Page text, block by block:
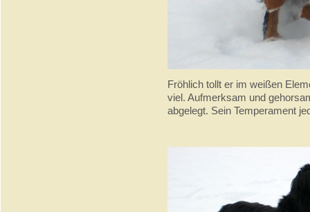
Fröhlich tollt er im weißen
viel. Aufmerksam und
abgelegt. Sein Temperament